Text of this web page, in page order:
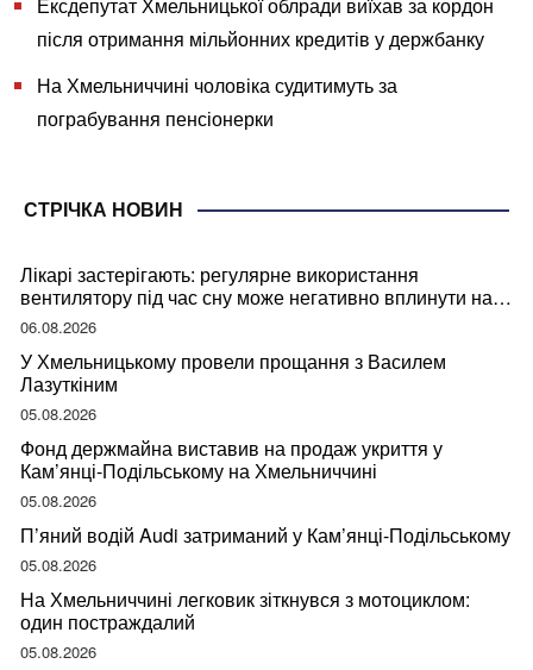
Ексдепутат Хмельницької облради виїхав за кордон
після отримання мільйонних кредитів у держбанку
На Хмельниччині чоловіка судитимуть за
пограбування пенсіонерки
СТРІЧКА НОВИН
Лікарі застерігають: регулярне використання
вентилятору під час сну може негативно вплинути на
ваше здоров’я
06.08.2026
У Хмельницькому провели прощання з Василем
Лазуткіним
05.08.2026
Фонд держмайна виставив на продаж укриття у
Кам’янці-Подільському на Хмельниччині
05.08.2026
П’яний водій Audi затриманий у Кам’янці-Подільському
05.08.2026
На Хмельниччині легковик зіткнувся з мотоциклом:
один постраждалий
05.08.2026